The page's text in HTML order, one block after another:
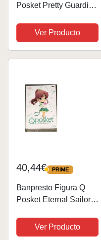
Posket Pretty Guardian
The Movie - Chibiusa
(Ver.A) Multicolor
BP17631
Ver Producto
40,44€ PRIME
PRIME
Banpresto Figura Q
Posket Eternal Sailor
Sailor Moon Cosmos
The Movie (Ver.B), 14
Ver Producto